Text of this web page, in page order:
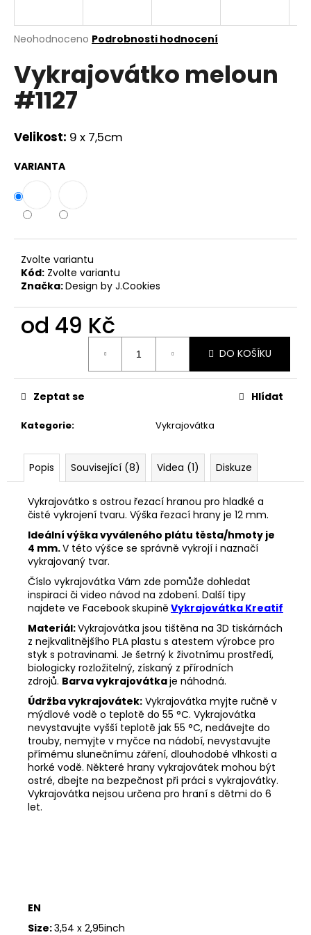
Průměrné
produktu
je
0,0
z
hvězdiček.
Neohodnoceno Podrobnosti hodnocení
Vykrajovátko meloun
#1127
Velikost: 9 x 7,5cm
VARIANTA
Zvolte variantu
Kód: Zvolte variantu
Značka:Design by J.Cookies
od 49 Kč
DO KOŠÍKU
Kategorie: Vykrajovátka
Zeptat se Hlídat
Popis Související (8) Videa (1) Diskuze
Vykrajovátko s ostrou řezací hranou pro hladké a
čisté vykrojení tvaru. Výška řezací hrany je 12 mm.
Ideální výška vyváleného plátu těsta/hmoty je
4 mm.V této výšce se správně vykrojí i naznačí
vykrajovaný tvar.
Číslo vykrajovátka Vám zde pomůže dohledat
inspiraci či video návod na zdobení. Další tipy
najdete ve Facebookskupině Vykrajovátka Kreatif
Materiál:Vykrajovátka jsou tištěna na 3D tiskárnách
z nejkvalitnějšího PLA plastu s atestem výrobce pro
styk s potravinami. Je šetrný k životnímu prostředí,
biologicky rozložitelný, získaný z přírodních
zdrojů. Barva vykrajovátkaje náhodná.
Údržba vykrajovátek: Vykrajovátka myjte ručně v
mýdlové vodě o teplotě do 55 °C. Vykrajovátka
nevystavujte vyšší teplotě jak 55 °C, nedávejte do
trouby, nemyjte v myčce na nádobí, nevystavujte
přímému slunečnímu záření, dlouhodobé vlhkosti a
horké vodě. Některé hrany vykrajovátek mohou být
ostré, dbejte na bezpečnost při práci s vykrajovátky.
Vykrajovátka nejsou určena pro hraní s dětmi do 6
let.
EN
Size:3,54 x 2,95inch
j
t
?
D
o
p
o
č
u
m
e
VYKRAJOVÁTKA
KOLEKCE
#1584
39
Kč